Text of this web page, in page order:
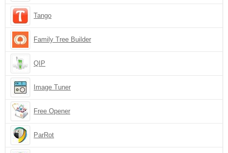
Tango
Family Tree Builder
QIP
Image Tuner
Free Opener
ParRot